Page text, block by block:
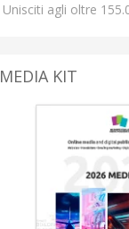
Unisciti agli oltre
MEDIA KIT